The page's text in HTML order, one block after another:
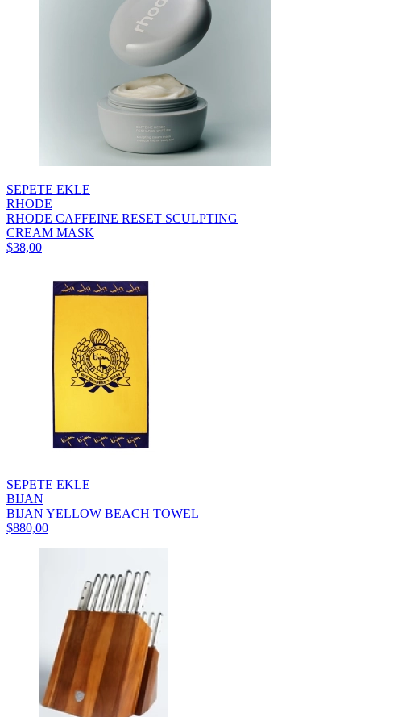
SEPETE EKLE
RHODE
RHODE CAFFEINE RESET SCULPTING
CREAM MASK
$38,00
SEPETE EKLE
BIJAN
BIJAN YELLOW BEACH TOWEL
$880,00